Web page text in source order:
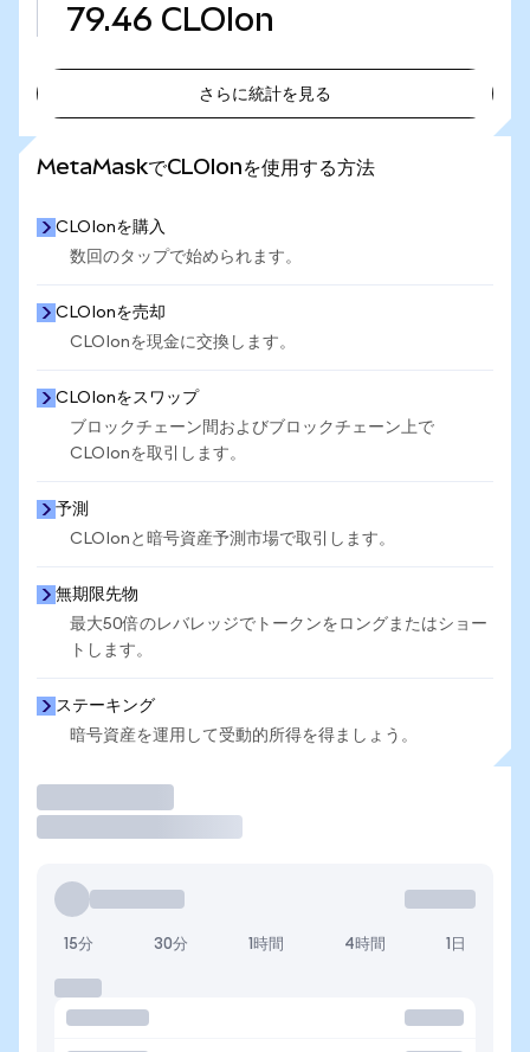
79.46 CLOIon
さらに統計を見る
MetaMaskでCLOIonを使用する方法
CLOIonを購入
数回のタップで始められます。
CLOIonを売却
CLOIonを現金に交換します。
CLOIonをスワップ
ブロックチェーン間およびブロックチェーン上で
CLOIonを取引します。
予測
CLOIonと暗号資産予測市場で取引します。
無期限先物
最大50倍のレバレッジでトークンをロングまたはショー
トします。
ステーキング
暗号資産を運用して受動的所得を得ましょう。
15分 30分 1時間 4時間 1日